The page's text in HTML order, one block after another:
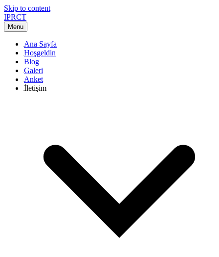
Skip to content
IPRCT
Menu
Ana Sayfa
Hoşgeldin
Blog
Galeri
Anket
İletişim